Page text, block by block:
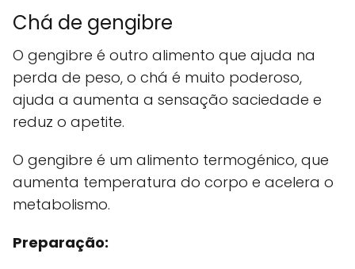
Chá de gengibre
O gengibre é outro alimento que ajuda na
perda de peso, o chá é muito poderoso,
ajuda a aumenta a sensação saciedade e
reduz o apetite.
O gengibre é um alimento termogénico, que
aumenta temperatura do corpo e acelera o
metabolismo.
Preparação: